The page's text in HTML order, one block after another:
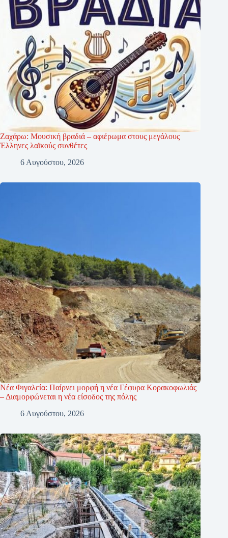
Ζαχάρω: Μουσική βραδιά – αφιέρωμα στους μεγάλους
Έλληνες λαϊκούς συνθέτες
6 Αυγούστου, 2026
Νέα Φιγαλεία: Παίρνει μορφή η νέα Γέφυρα Κορακοφωλιάς
– Διαμορφώνεται η νέα είσοδος της πόλης
6 Αυγούστου, 2026